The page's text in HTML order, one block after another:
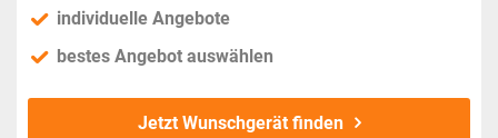
individuelle Angebote
bestes Angebot auswählen
Jetzt Wunschgerät finden